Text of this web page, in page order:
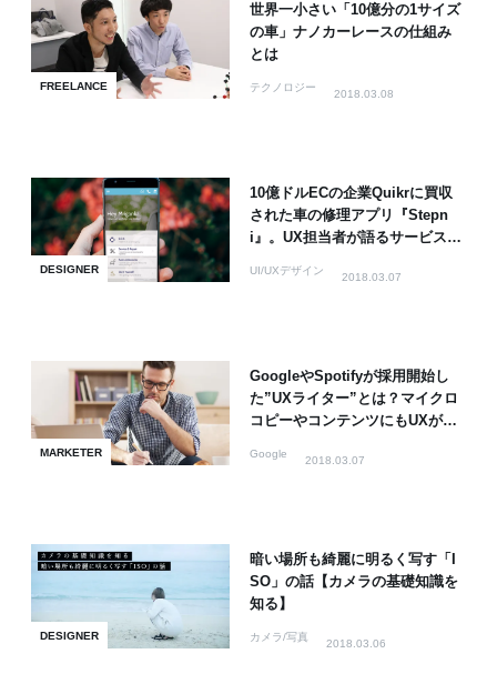
FREELANCE
世界一小さい「10億分の1サイズ
の車」ナノカーレースの仕組み
とは
テクノロジー
2018.03.08
DESIGNER
10億ドルECの企業Quikrに買収
された車の修理アプリ『Stepn
i』。UX担当者が語るサービス設
UI/UXデザイン
2018.03.07
MARKETER
GoogleやSpotifyが採用開始し
た”UXライター”とは？マイクロ
コピーやコンテンツにもUXが必
Google
2018.03.07
DESIGNER
暗い場所も綺麗に明るく写す「I
SO」の話【カメラの基礎知識を
知る】
カメラ/写真
2018.03.06